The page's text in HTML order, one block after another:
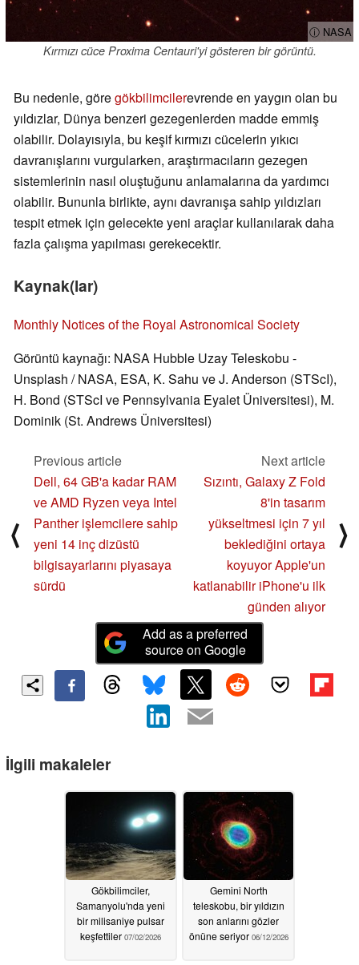
ⓘ NASA
Kırmızı cüce Proxima Centauri'yi gösteren bir görüntü.
Bu nedenle, göregökbilimcilerevrende en yaygın olan bu
yıldızlar, Dünya benzeri gezegenlerden madde emmiş
olabilir. Dolayısıyla, bu keşif kırmızı cücelerin yıkıcı
davranışlarını vurgularken, araştırmacıların gezegen
sistemlerinin nasıl oluştuğunu anlamalarına da yardımcı
olabilir. Bununla birlikte, aynı davranışa sahip yıldızları
tespit etmek için gelecekte yeni araçlar kullanılarak daha
fazla çalışma yapılması gerekecektir.
Kaynak(lar)
Monthly Notices of the Royal Astronomical Society
Görüntü kaynağı: NASA Hubble Uzay Teleskobu -
Unsplash / NASA, ESA, K. Sahu ve J. Anderson (STScI),
H. Bond (STScI ve Pennsylvania Eyalet Üniversitesi), M.
Dominik (St. Andrews Üniversitesi)
⟨
Previous article
Dell, 64 GB'a kadar RAM
ve AMD Ryzen veya Intel
Panther işlemcilere sahip
yeni 14 inç dizüstü
bilgisayarlarını piyasaya
sürdü
Next article
Sızıntı, Galaxy Z Fold
8'in tasarım
yükseltmesi için 7 yıl
beklediğini ortaya
koyuyor Apple'un
katlanabilir iPhone'u ilk
günden alıyor
⟩
Add as a preferred
source on Google
İlgili makaleler
Gökbilimciler,
Samanyolu'nda yeni
bir milisaniye pulsar
keşfettiler 07/02/2026
Gemini North
teleskobu, bir yıldızın
son anlarını gözler
önüne seriyor 06/12/2026